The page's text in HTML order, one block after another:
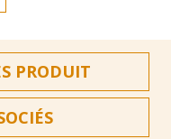
PRODUIT